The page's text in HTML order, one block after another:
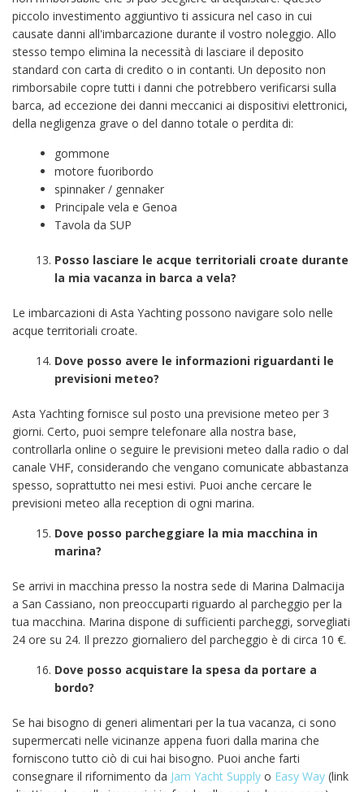
piccolo investimento aggiuntivo ti assicura nel caso in cui
causate danni all'imbarcazione durante il vostro noleggio. Allo
stesso tempo elimina la necessità di lasciare il deposito
standard con carta di credito o in contanti. Un deposito non
rimborsabile copre tutti i danni che potrebbero verificarsi sulla
barca, ad eccezione dei danni meccanici ai dispositivi elettronici,
della negligenza grave o del danno totale o perdita di:
gommone
motore fuoribordo
spinnaker / gennaker
Principale vela e Genoa
Tavola da SUP
Posso lasciare le acque territoriali croate durante
la mia vacanza in barca a vela?
Le imbarcazioni di Asta Yachting possono navigare solo nelle
acque territoriali croate.
Dove posso avere le informazioni riguardanti le
previsioni meteo?
Asta Yachting fornisce sul posto una previsione meteo per 3
giorni. Certo, puoi sempre telefonare alla nostra base,
controllarla online o seguire le previsioni meteo dalla radio o dal
canale VHF, considerando che vengano comunicate abbastanza
spesso, soprattutto nei mesi estivi. Puoi anche cercare le
previsioni meteo alla reception di ogni marina.
Dove posso parcheggiare la mia macchina in
marina?
Se arrivi in macchina presso la nostra sede di Marina Dalmacija
a San Cassiano, non preoccuparti riguardo al parcheggio per la
tua macchina. Marina dispone di sufficienti parcheggi, sorvegliati
24 ore su 24. Il prezzo giornaliero del parcheggio è di circa 10 €.
Dove posso acquistare la spesa da portare a
bordo?
Se hai bisogno di generi alimentari per la tua vacanza, ci sono
supermercati nelle vicinanze appena fuori dalla marina che
forniscono tutto ciò di cui hai bisogno. Puoi anche farti
consegnare il rifornimento da Jam Yacht Supply o Easy Way (link